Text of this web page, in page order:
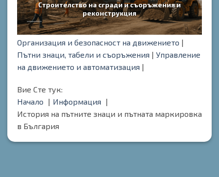
Строителство на сгради и съоръжения и
реконструкция
Организация и безопасност на движението |
Пътни знаци, табели и съоръжения| Управление
на движението и автоматизация|
Вие Сте тук:
Начало
Информация
История на пътните знаци и пътната маркировка
в България